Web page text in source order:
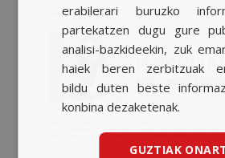
erabilerari buruzko
partekatzen dugu gure
analisi-bazkideekin, zuk
haiek beren zerbitzuak
bildu duten beste
konbina dezaketenak.
GUZTIAK